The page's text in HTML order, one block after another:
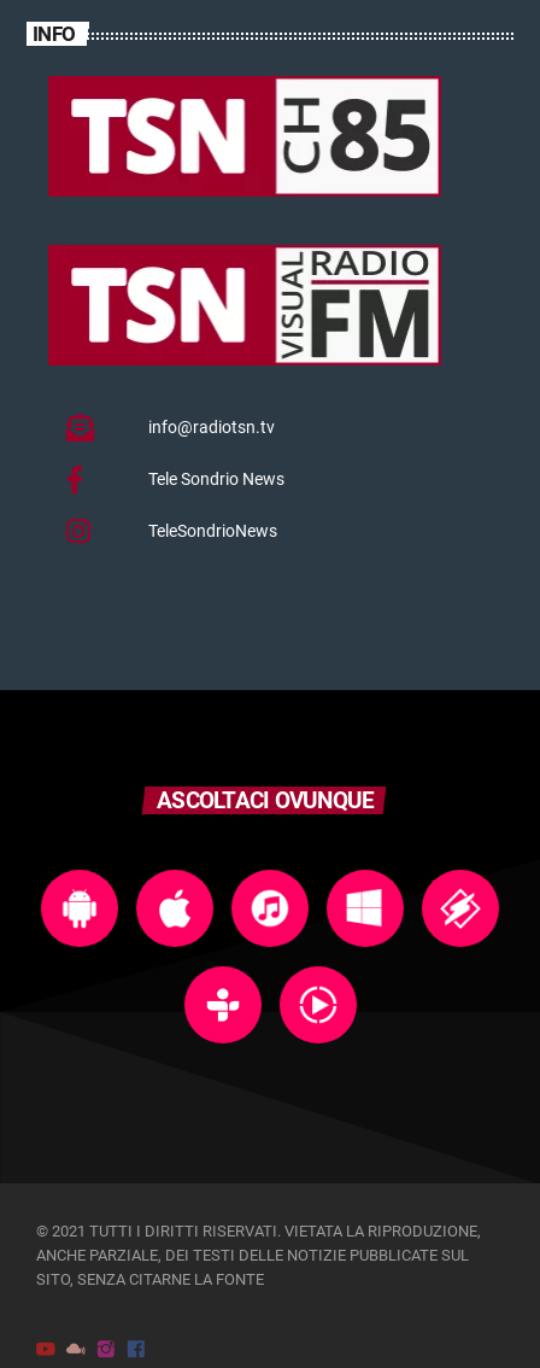
INFO
info@radiotsn.tv
Tele Sondrio News
TeleSondrioNews
ASCOLTACI OVUNQUE
© 2021 TUTTI I DIRITTI RISERVATI. VIETATA LA RIPRODUZIONE,
ANCHE PARZIALE, DEI TESTI DELLE NOTIZIE PUBBLICATE SUL
SITO, SENZA CITARNE LA FONTE